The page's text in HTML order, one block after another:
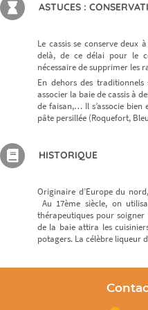
ASTUCES :
Le cassis se conserve deux
delà, de ce délai pour le
nécessaire de supprimer les
En dehors des
associer la baie de cassis à
de faisan,… Il s’associe
pâte persillée (Roquefort,
HISTORIQUE
Originaire d’Europe du
Au 17ème siècle, on
thérapeutiques pour
de la baie attira les
potagers. La célèbre liqueur